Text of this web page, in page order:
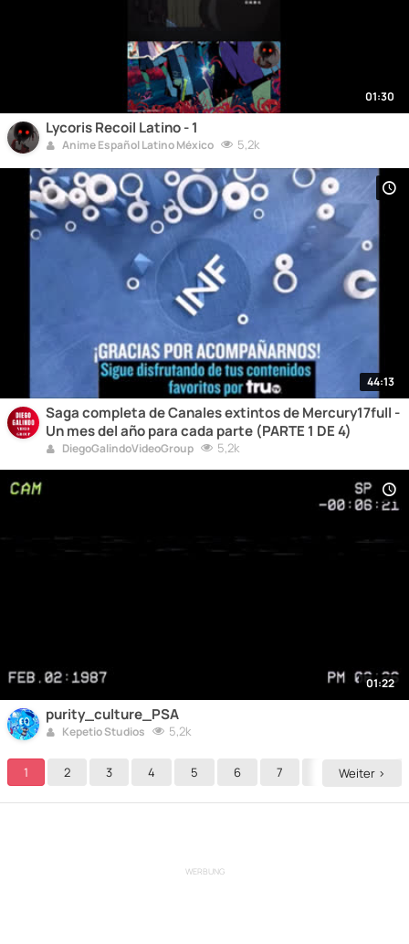
01:30
Lycoris Recoil Latino - 1
Anime Español Latino México 5,2k
44:13
Saga completa de Canales extintos de Mercury17full -
Un mes del año para cada parte (PARTE 1 DE 4)
DiegoGalindoVideoGroup 5,2k
01:22
purity_culture_PSA
Kepetio Studios 5,2k
1 2 3 4 5 6 7 9
Weiter >
WERBUNG